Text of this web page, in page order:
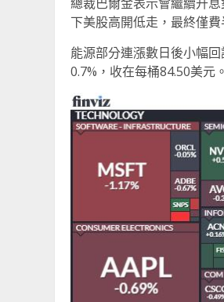
下美股高開低走，最終僅費
能源部分連漲數日後小幅
0.7%，收在每桶84.50美元。